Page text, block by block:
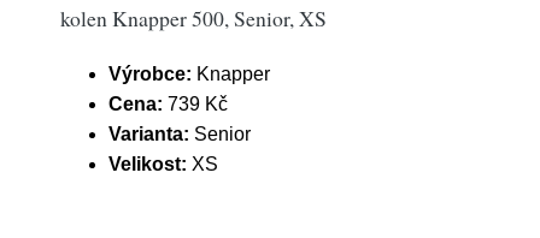
kolen Knapper 500, Senior, XS
Výrobce: Knapper
Cena: 739 Kč
Varianta: Senior
Velikost: XS